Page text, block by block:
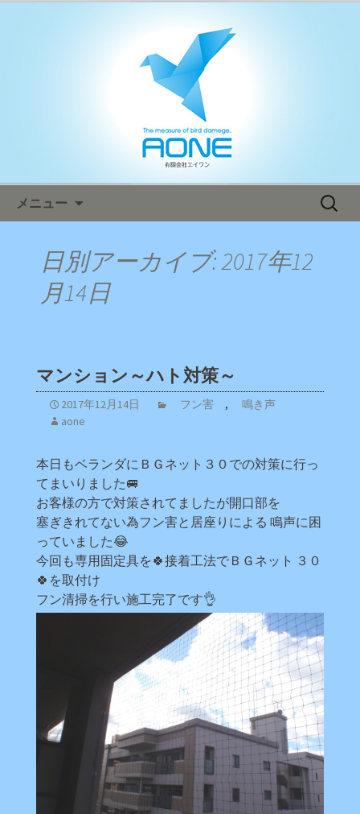
エイワン オフィシャルブログ
メニュー
検
日別アーカイブ: 2017年12
月14日
マンション～ハト対策～
2017年12月14日 フン害 ,
鳴き声
aone
本日もベランダにＢＧネット３０での対策に行っ
てまいりました🚐
お客様の方で対策されてましたが開口部を
塞ぎきれてない為フン害と居座りによる 鳴声に困
っていました😂
今回も専用固定具を🍀接着工法でＢＧネット ３０
🍀を取付け
フン清掃を行い施工完了です👌